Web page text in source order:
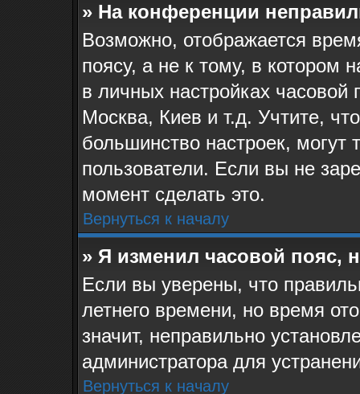
» На конференции
Возможно, отображается
поясу, а не к тому, в котором
в личных настройках часовой
Москва, Киев и т.д. Учтите,
большинство настроек, могут
пользователи. Если вы не
момент сделать это.
Вернуться к началу
» Я изменил часовой пояс,
Если вы уверены, что
летнего времени, но время
значит, неправильно
администратора для
Вернуться к началу